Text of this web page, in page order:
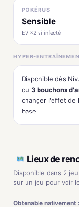
POKÉRUS
Sensible
EV ×2 si infecté
HYPER-
Disponible dès
ou 3 bouchons
changer l'effet de
base.
Lieux de
Disponible dans 2
sur un jeu pour voir
Obtenable nativement :